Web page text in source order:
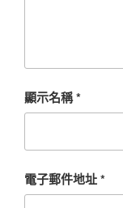
顯示名稱*
電子郵件地址*